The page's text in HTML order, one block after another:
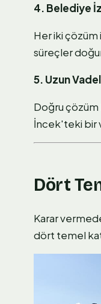
4. Belediye
Her iki çözüm
süreçler
5. Uzun
Doğru
İncek'teki bir
Dört
Karar
dört temel